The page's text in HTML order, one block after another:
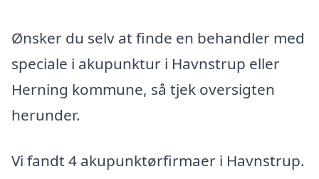
Ønsker du selv at finde en behandler med
speciale i akupunktur i Havnstrup eller
Herning kommune, så tjek oversigten
herunder.
Vi fandt 4 akupunktørfirmaer i Havnstrup.